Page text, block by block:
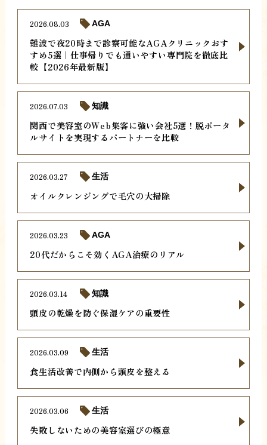
難波で夜20時まで診察可能なAGAクリニックおす
すめ5選｜仕事帰りでも通いやすい専門院を徹底比
較【2026年最新版】
2026.08.03 AGA
関西で美容室のWeb集客に強い会社5選！脱ポータ
ルサイトを実現するパートナーを比較
2026.07.03 知識
オイルクレンジングで毛穴の大掃除
2026.03.27 生活
20代だからこそ効くAGA治療のリアル
2026.03.23 AGA
頭皮の乾燥を防ぐ保湿ケアの重要性
2026.03.14 知識
食生活改善で内側から頭皮を整える
2026.03.09 生活
失敗しないための美容室選びの極意
2026.03.06 生活